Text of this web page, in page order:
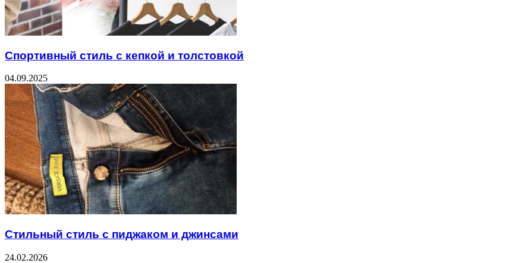
Спортивный стиль с кепкой и толстовкой
04.09.2025
Стильный стиль с пиджаком и джинсами
24.02.2026